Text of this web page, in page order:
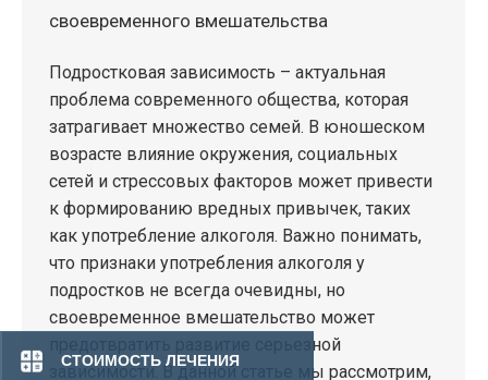
СТОИМОСТЬ ЛЕЧЕНИЯ
своевременного вмешательства
Подростковая зависимость – актуальная
проблема современного общества, которая
затрагивает множество семей. В юношеском
возрасте влияние окружения, социальных
сетей и стрессовых факторов может привести
к формированию вредных привычек, таких
как употребление алкоголя. Важно понимать,
что признаки употребления алкоголя у
подростков не всегда очевидны, но
своевременное вмешательство может
предотвратить развитие серьезной
зависимости. В данной статье мы рассмотрим,